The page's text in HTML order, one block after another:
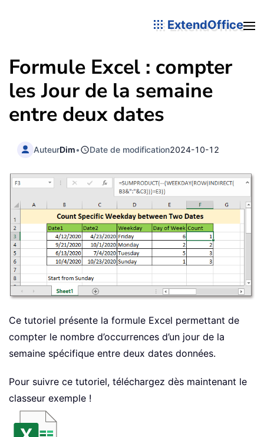
ExtendOffice
Formule Excel : compter
les Jour de la semaine
entre deux dates
AuteurDim• Date de modification2024-10-12
Ce tutoriel présente la formule Excel permettant de
compter le nombre d’occurrences d’un jour de la
semaine spécifique entre deux dates données.
Pour suivre ce tutoriel, téléchargez dès maintenant le
classeur exemple !